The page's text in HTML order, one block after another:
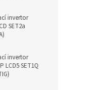
invertor
SET2a
invertor
LCD5 SET1Q